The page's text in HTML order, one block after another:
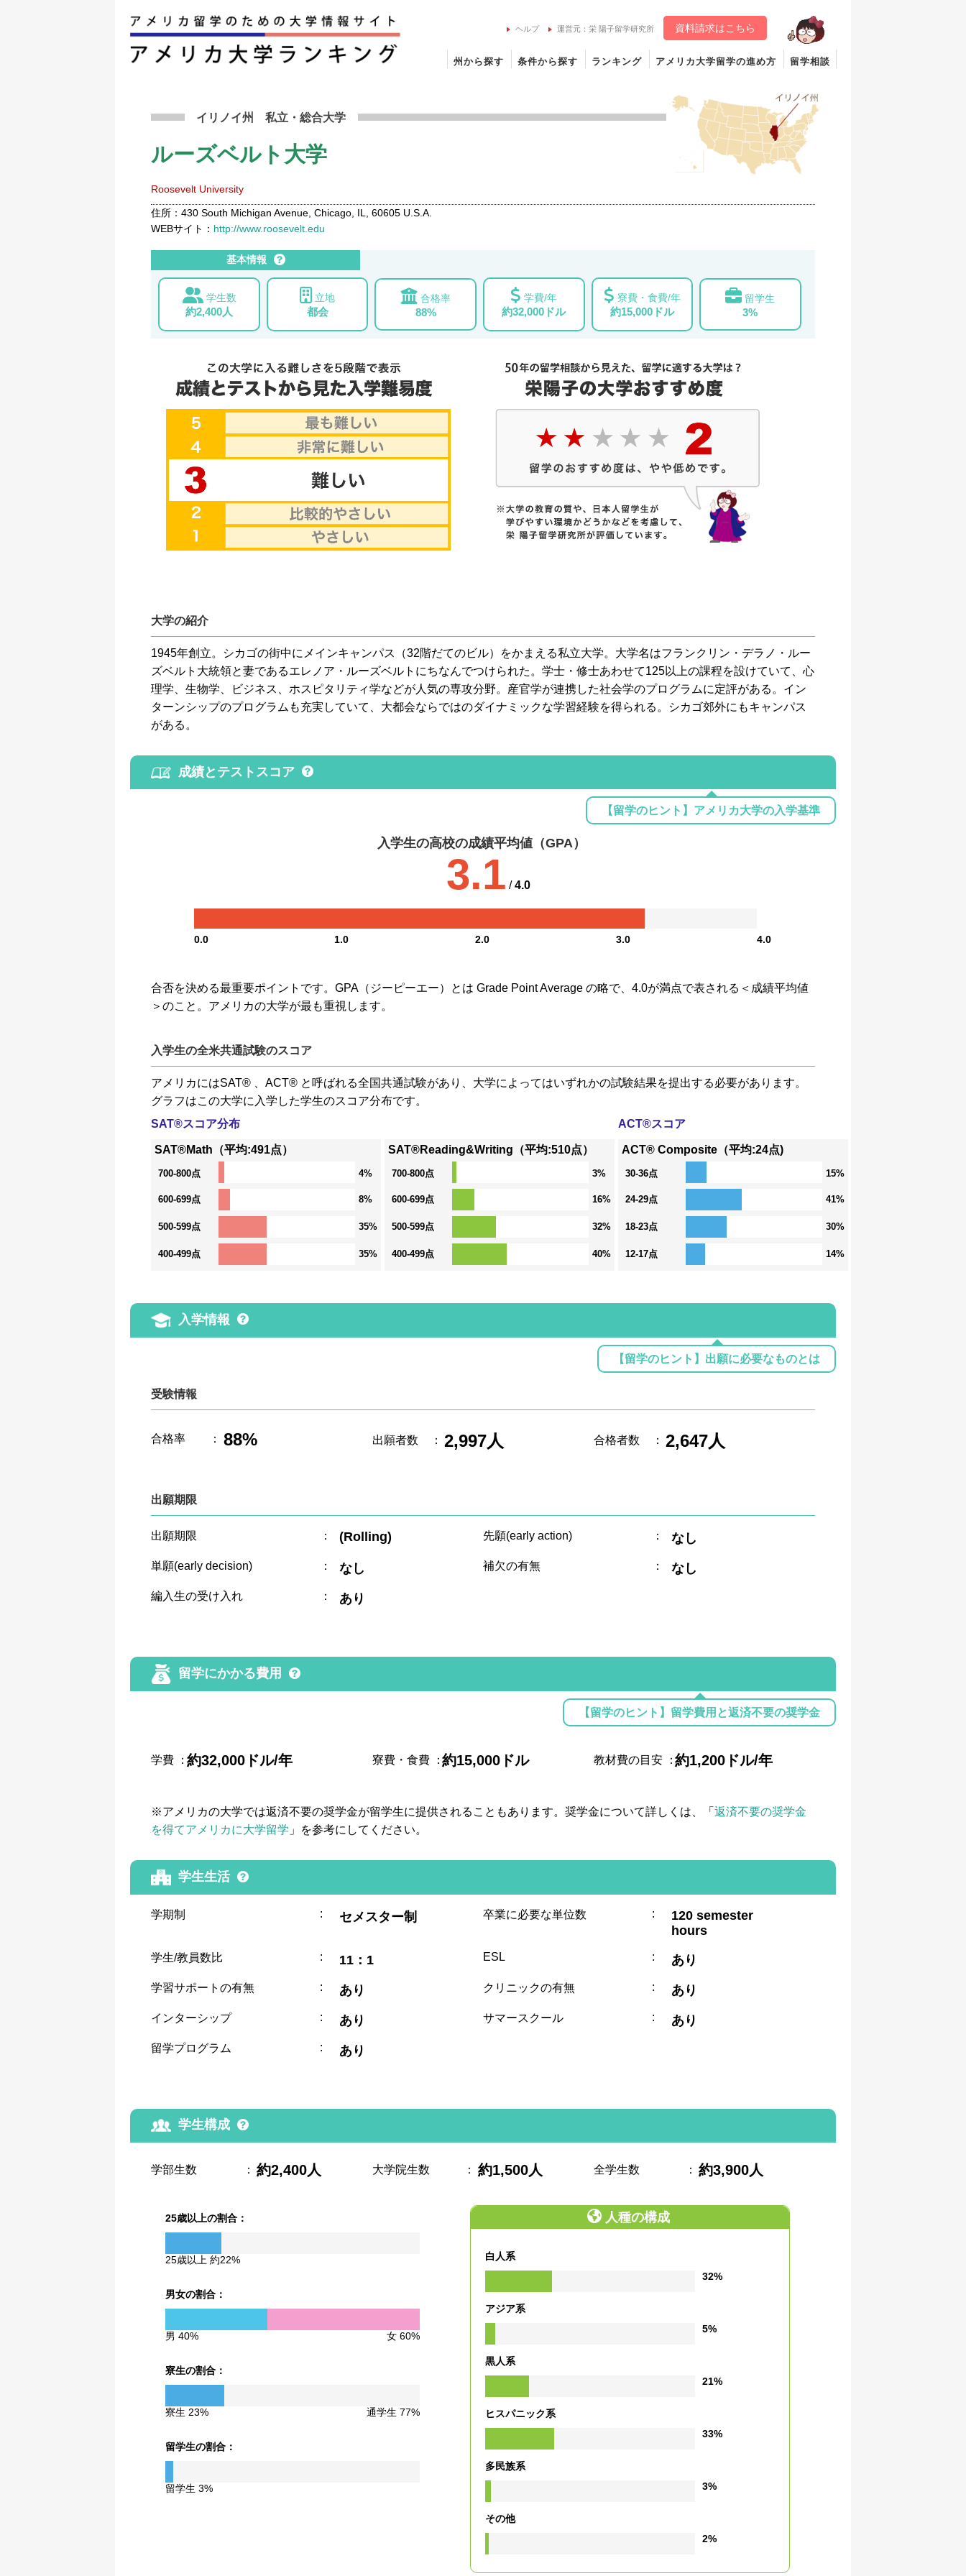
ヘルプ 運営元：栄 陽子留学研究所 資料請求はこちら
州から探す 条件から探す ランキング アメリカ大学留学の進め方 留学相談
イリノイ州私立 ・総合大学
ルーズベルト大学
Roosevelt University
住所：430 South Michigan Avenue, Chicago, IL, 60605 U.S.A.
WEBサイト： http://www.roosevelt.edu
基本情報
学生数
約2,400人
立地
都会
合格率
88%
学費/年
約32,000ドル
寮費・食費/年
約15,000ドル
留学生
3%
大学の紹介
1945年創立。シカゴの街中にメインキャンパス（32階だてのビル）をかまえる私立大学。大学名はフランクリン・デラノ・ルー
ズベルト大統領と妻であるエレノア・ルーズベルトにちなんでつけられた。学士・修士あわせて125以上の課程を設けていて、心
理学、生物学、ビジネス、ホスピタリティ学などが人気の専攻分野。産官学が連携した社会学のプログラムに定評がある。イン
ターンシップのプログラムも充実していて、大都会ならではのダイナミックな学習経験を得られる。シカゴ郊外にもキャンパス
がある。
成績とテストスコア
【留学のヒント】アメリカ大学の入学基準
入学生の高校の成績平均値（GPA）
3.1 /4.0
0.0 1.0 2.0 3.0 4.0
合否を決める最重要ポイントです。GPA（ジーピーエー）とは Grade Point Average の略で、4.0が満点で表される＜成績平均値
＞のこと。アメリカの大学が最も重視します。
入学生の全米共通試験のスコア
アメリカにはSAT® 、ACT® と呼ばれる全国共通試験があり、大学によってはいずれかの試験結果を提出する必要があります。
グラフはこの大学に入学した学生のスコア分布です。
SAT®スコア分布
SAT®Math（平均:491点）
700-800点 4%
600-699点 8%
500-599点 35%
400-499点 35%
SAT®Reading&Writing（平均:510点）
700-800点 3%
600-699点 16%
500-599点 32%
400-499点 40%
ACT®スコア
ACT® Composite（平均:24点)
30-36点 15%
24-29点 41%
18-23点 30%
12-17点 14%
入学情報
【留学のヒント】出願に必要なものとは
受験情報
合格率 ： 88% 出願者数 ： 2,997人 合格者数 ： 2,647人
出願期限
出願期限 ： (Rolling) 先願(early action) ： なし
単願(early decision) ： なし 補欠の有無 ： なし
編入生の受け入れ ： あり
留学にかかる費用
【留学のヒント】留学費用と返済不要の奨学金
学費 ：約32,000ドル/年 寮費・食費 ：約15,000ドル 教材費の目安 ：約1,200ドル/年
※アメリカの大学では返済不要の奨学金が留学生に提供されることもあります。奨学金について詳しくは、「返済不要の奨学金
を得てアメリカに大学留学 」を参考にしてください。
学生生活
学期制 : セメスター制 卒業に必要な単位数 :
120 semester
hours
学生/教員数比 : 11：1 ESL : あり
学習サポートの有無 : あり クリニックの有無 : あり
インターシップ : あり サマースクール : あり
留学プログラム : あり
学生構成
学部生数 ： 約2,400人 大学院生数 ： 約1,500人 全学生数 ： 約3,900人
25歳以上の割合：
25歳以上 約22%
男女の割合：
男 40% 女 60%
寮生の割合：
寮生 23% 通学生 77%
留学生の割合：
留学生 3%
人種の構成
白人系
32%
アジア系
5%
黒人系
21%
ヒスパニック系
33%
多民族系
3%
その他
2%